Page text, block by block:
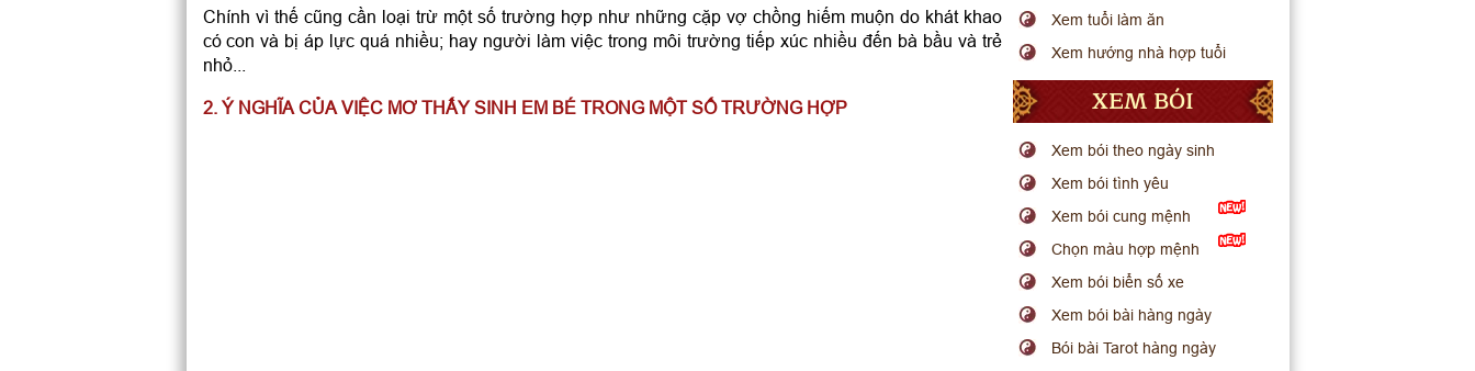
Chính vì thế cũng cần loại trừ một số trường hợp như những cặp vợ chồng hiếm muộn do khát khao
có con và bị áp lực quá nhiều; hay người làm việc trong môi trường tiếp xúc nhiều đến bà bầu và trẻ
nhỏ...
2. Ý NGHĨA CỦA VIỆC MƠ THẤY SINH EM BÉ TRONG MỘT SỐ TRƯỜNG HỢP
Xem tuổi làm ăn
Xem hướng nhà hợp tuổi
XEM BÓI
Xem bói theo ngày sinh
Xem bói tình yêu
Xem bói cung mệnh
Chọn màu hợp mệnh
Xem bói biển số xe
Xem bói bài hàng ngày
Bói bài Tarot hàng ngày